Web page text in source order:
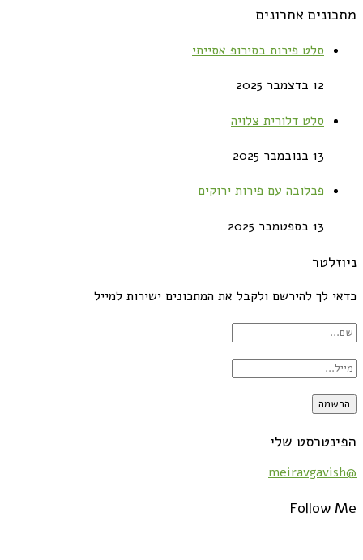
מתכונים אחרונים
סלט פירות בסירופ אסייתי
12 בדצמבר 2025
סלט דלורית צלויה
13 בנובמבר 2025
פבלובה עם פירות ירוקים
13 בספטמבר 2025
ניוזלטר
כדאי לך להירשם ולקבל את המתכונים ישירות למייל
הפינטרסט שלי
@meiravgavish
Follow Me